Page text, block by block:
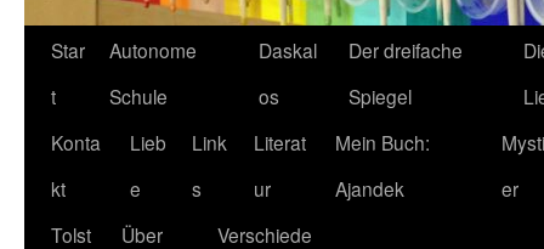
Star
t
Autonome
Schule
Daskal
os
Der dreifache
Spiegel
Konta
kt
Lieb
e
Link
s
Literat
ur
Mein Buch:
Ajandek
er
Tolst
Über
Verschiede